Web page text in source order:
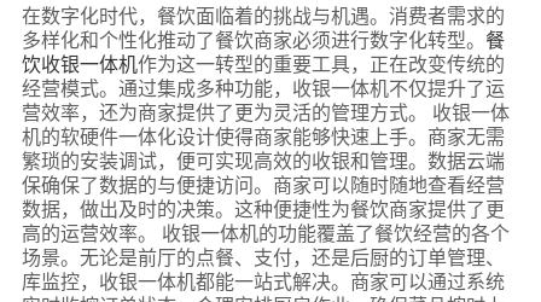
在数字化时代，餐饮面临着的挑战与机遇。消费者需求的
多样化和个性化推动了餐饮商家必须进行数字化转型。 餐
饮收银一体机作为这一转型的重要工具，正在改变传统的
经营模式。通过集成多种功能，收银一体机不仅提升了运
营效率，还为商家提供了更为灵活的管理方式。 收银一体
机的软硬件一体化设计使得商家能够快速上手。商家无需
繁琐的安装调试，便可实现高效的收银和管理。数据云端
保确保了数据的与便捷访问。商家可以随时随地查看经营
数据，做出及时的决策。这种便捷性为餐饮商家提供了更
高的运营效率。 收银一体机的功能覆盖了餐饮经营的各个
场景。无论是前厅的点餐、支付，还是后厨的订单管理、
库监控，收银一体机都能一站式解决。商家可以通过系统